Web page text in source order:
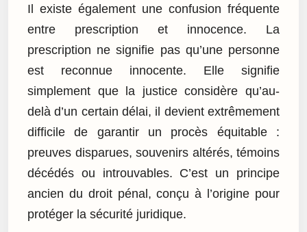
Il existe également une confusion fréquente
entre prescription et innocence. La
prescription ne signifie pas qu’une personne
est reconnue innocente. Elle signifie
simplement que la justice considère qu’au-
delà d’un certain délai, il devient extrêmement
difficile de garantir un procès équitable :
preuves disparues, souvenirs altérés, témoins
décédés ou introuvables. C’est un principe
ancien du droit pénal, conçu à l’origine pour
protéger la sécurité juridique.